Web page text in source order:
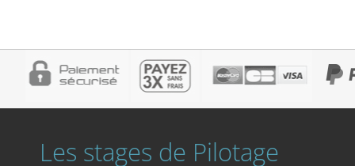
Les stages de Pilotage